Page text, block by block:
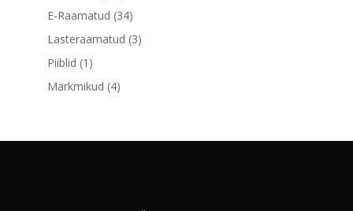
toodet
E-Raamatud 3434
toodet
Lasteraamatud 33
Piiblid 1 1
toode
Märkmikud 44